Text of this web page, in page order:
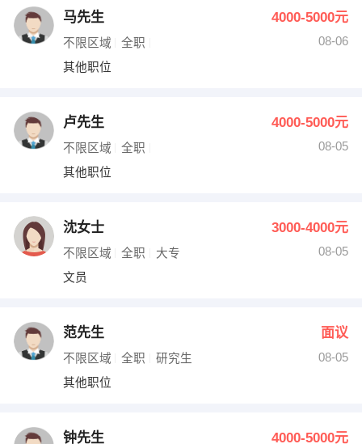
编辑 法律
其他职位
马先生 4000-5000元
不限区域 全职
08-06
其他职位
卢先生 4000-5000元
不限区域 全职
08-05
其他职位
沈女士 3000-4000元
不限区域 全职 大专
08-05
文员
范先生 面议
不限区域 全职 研究生
08-05
其他职位
钟先生 4000-5000元